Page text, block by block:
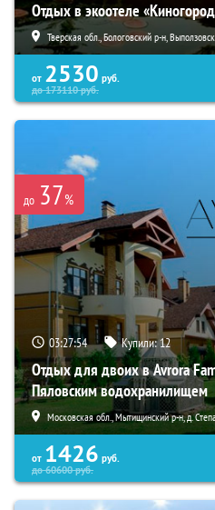
Отдых в экоотеле
Тверская обл., Бологовский р-н,
от 2530 руб.
до173110руб.
до 37%
03:27:52 Купили:12
Отдых для двоих в Avrora
Пяловским водохранилищем
Московская обл., Мытищинский р-н, д.
от 1426 руб.
до60600руб.